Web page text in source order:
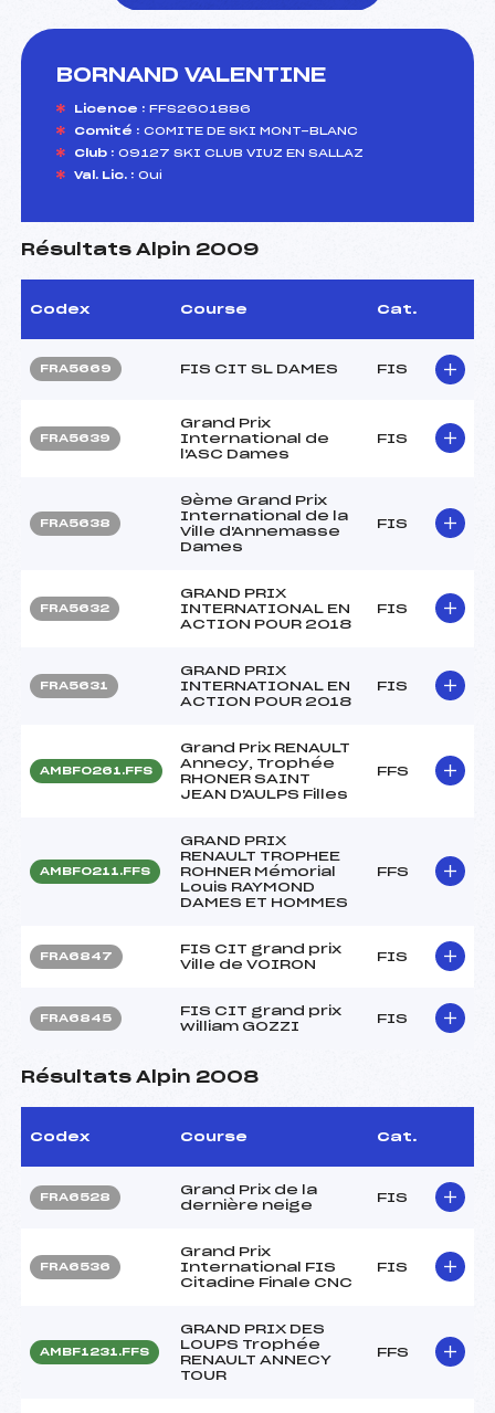
BORNAND VALENTINE
Licence : FFS2601886
Comité : COMITE DE SKI MONT-BLANC
Club : 09127 SKI CLUB VIUZ EN SALLAZ
Val. Lic. : Oui
Résultats Alpin 2009
Codex Course Cat.
FRA5669 FIS CIT SL DAMES FIS
FRA5639
Grand Prix
International de
l'ASC Dames
FIS
FRA5638
9ème Grand Prix
International de la
Ville d'Annemasse
Dames
FIS
FRA5632
GRAND PRIX
INTERNATIONAL EN
ACTION POUR 2018
FIS
FRA5631
GRAND PRIX
INTERNATIONAL EN
ACTION POUR 2018
FIS
AMBF0261.FFS
Grand Prix RENAULT
Annecy, Trophée
RHONER SAINT
JEAN D'AULPS Filles
FFS
AMBF0211.FFS
GRAND PRIX
RENAULT TROPHEE
ROHNER Mémorial
Louis RAYMOND
DAMES ET HOMMES
FFS
FRA6847
FIS CIT grand prix
Ville de VOIRON
FIS
FRA6845
FIS CIT grand prix
william GOZZI
FIS
Résultats Alpin 2008
Codex Course Cat.
FRA6528
Grand Prix de la
dernière neige
FIS
FRA6536
Grand Prix
International FIS
Citadine Finale CNC
FIS
AMBF1231.FFS
GRAND PRIX DES
LOUPS Trophée
RENAULT ANNECY
TOUR
FFS